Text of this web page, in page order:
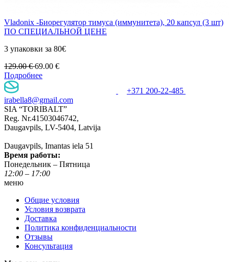
Vladonix -Биорегулятор тимуса (иммунитета), 20 капсул (3 шт)
ПО СПЕЦИАЛЬНОЙ ЦЕНЕ
3 упаковки за 80€
129.00€69.00 €
Подробнее
+371 200-22-485
irabella8@gmail.com
SIA “TORIBALT”
Reg. Nr.41503046742,
Daugavpils, LV-5404, Latvija
Daugavpils, Imantas iela 51
Время работы:
Понедельник – Пятница
12:00 – 17:00
меню
Общие условия
Условия возврата
Доставка
Политика конфиденциальности
Отзывы
Консультация